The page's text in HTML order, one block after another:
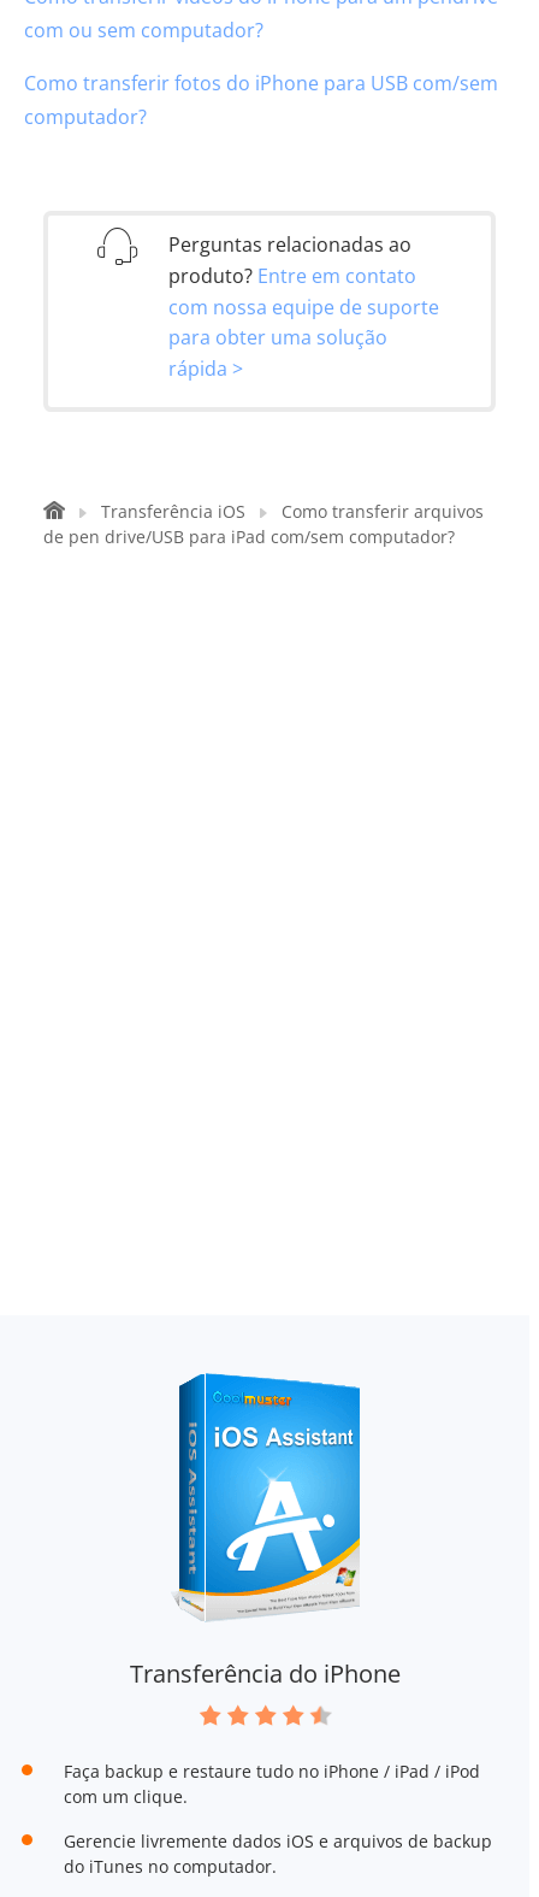
com ou sem computador?
Como transferir fotos do iPhone para USB com/sem
computador?
Perguntas relacionadas ao
produto? Entre em contato
com nossa equipe de suporte
para obter uma solução
rápida >
Transferência iOS
Como transferir arquivos
de pen drive/USB para iPad com/sem computador?
Transferência do iPhone
Faça backup e restaure tudo no iPhone / iPad / iPod
com um clique.
Gerencie livremente dados iOS e arquivos de backup
do iTunes no computador.